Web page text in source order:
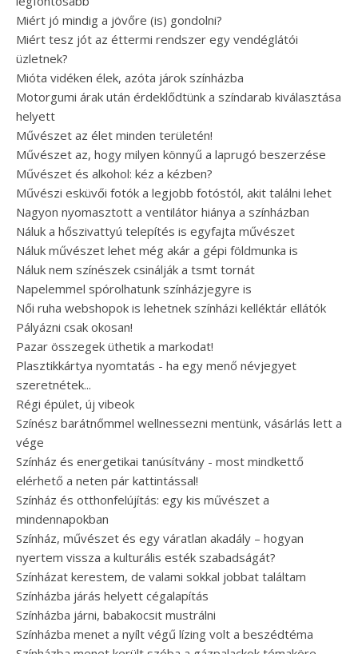
Miért jó mindig a jövőre (is) gondolni?
Miért tesz jót az éttermi rendszer egy vendéglátói
üzletnek?
Mióta vidéken élek, azóta járok színházba
Motorgumi árak után érdeklődtünk a színdarab kiválasztása
helyett
Művészet az élet minden területén!
Művészet az, hogy milyen könnyű a laprugó beszerzése
Művészet és alkohol: kéz a kézben?
Művészi esküvői fotók a legjobb fotóstól, akit találni lehet
Nagyon nyomasztott a ventilátor hiánya a színházban
Náluk a hőszivattyú telepítés is egyfajta művészet
Náluk művészet lehet még akár a gépi földmunka is
Náluk nem színészek csinálják a tsmt tornát
Napelemmel spórolhatunk színházjegyre is
Női ruha webshopok is lehetnek színházi kelléktár ellátók
Pályázni csak okosan!
Pazar összegek üthetik a markodat!
Plasztikkártya nyomtatás - ha egy menő névjegyet
szeretnétek...
Régi épület, új vibeok
Színész barátnőmmel wellnessezni mentünk, vásárlás lett a
vége
Színház és energetikai tanúsítvány - most mindkettő
elérhető a neten pár kattintással!
Színház és otthonfelújítás: egy kis művészet a
mindennapokban
Színház, művészet és egy váratlan akadály – hogyan
nyertem vissza a kulturális esték szabadságát?
Színházat kerestem, de valami sokkal jobbat találtam
Színházba járás helyett cégalapítás
Színházba járni, babakocsit mustrálni
Színházba menet a nyílt végű lízing volt a beszédtéma